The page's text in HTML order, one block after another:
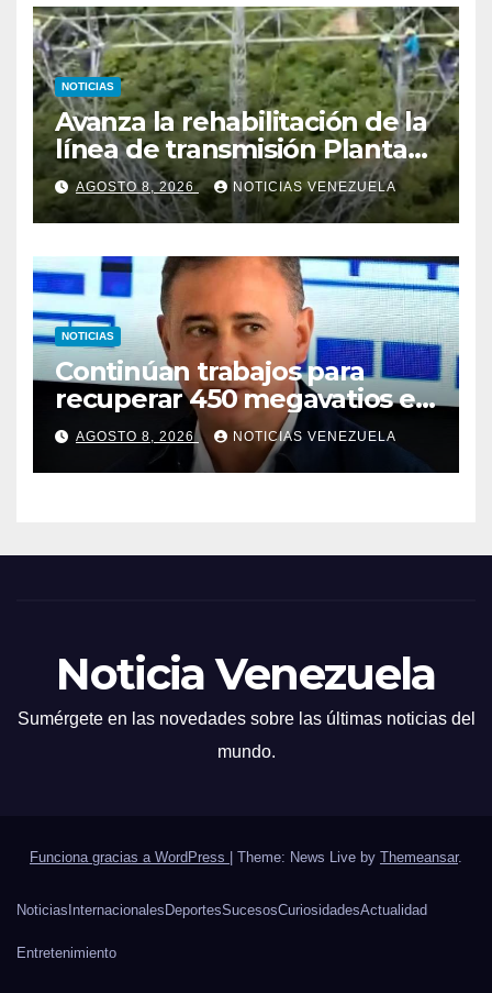
NOTICIAS
Avanza la rehabilitación de la
línea de transmisión Planta
Centro – Yaracuy
AGOSTO 8, 2026 NOTICIAS VENEZUELA
NOTICIAS
Continúan trabajos para
recuperar 450 megavatios en
Termocarabobo tras sismos
AGOSTO 8, 2026 NOTICIAS VENEZUELA
Noticia Venezuela
Sumérgete en las novedades sobre las últimas noticias del
mundo.
Funciona gracias a WordPress Theme: News Live by Themeansar.
Noticias Internacionales DeportesSucesosCuriosidadesActualidad
Entretenimiento